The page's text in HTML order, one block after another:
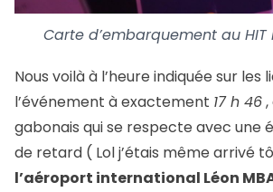
Carte d’embarquement au HIT
Nous voilà à l’heure indiquée sur les
l’événement à exactement 17 h 46
gabonais qui se respecte avec une
de retard ( Lol j’étais même arrivé
l’aéroport international Léon